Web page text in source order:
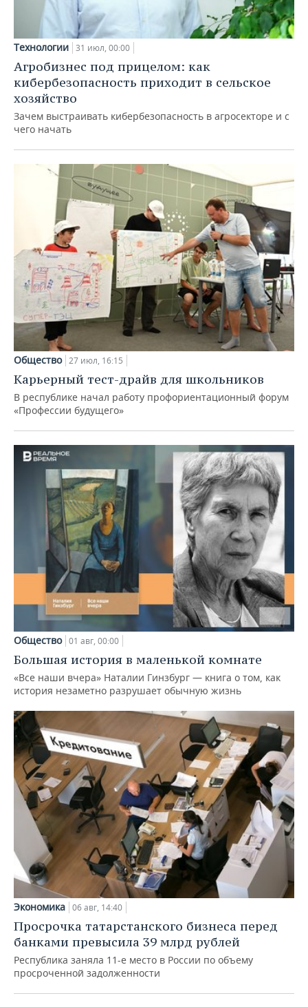
Технологии 31 июл, 00:00
Агробизнес под прицелом: как
кибербезопасность приходит в сельское
хозяйство
Зачем выстраивать кибербезопасность в агросекторе и с
чего начать
Общество 27 июл, 16:15
Карьерный тест-драйв для школьников
В республике начал работу профориентационный форум
«Профессии будущего»
Общество 01 авг, 00:00
Большая история в маленькой комнате
«Все наши вчера» Наталии Гинзбург — книга о том, как
история незаметно разрушает обычную жизнь
Экономика 06 авг, 14:40
Просрочка татарстанского бизнеса перед
банками превысила 39 млрд рублей
Республика заняла 11-е место в России по объему
просроченной задолженности